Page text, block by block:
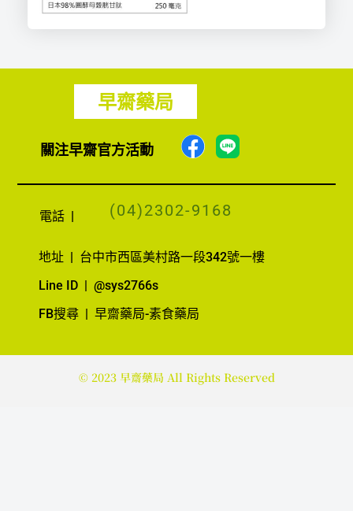
早齋藥局
關注早齋官方活動
F
c
e
o
k
電話 | (04)2302-9168
地址 | 台中市西區美村路一段342號一樓
Line ID | @sys2766s
FB搜尋 | 早齋藥局-素食藥局
© 2023 早齋藥局 All Rights Reserved